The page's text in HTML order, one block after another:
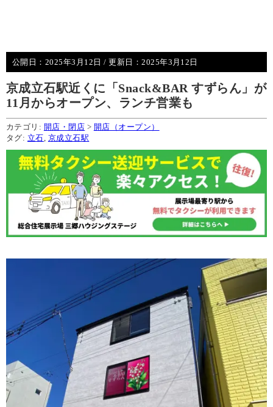
公開日： 2025年3月12日 / 更新日：2025年3月12日
京成立石駅近くに「Snack&BAR すずらん」が
11月からオープン、ランチ営業も
カテゴリ: 開店・閉店 > 開店（オープン）
タグ: 立石 京成立石駅